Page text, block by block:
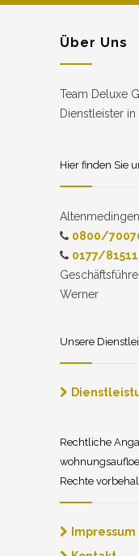
Über Uns
Team Deluxe
Dienstleister
Hier finden Sie
Altenmedingen
0800/
0177/
Werner
Unsere
Rechtliche
Rechte
Impressum